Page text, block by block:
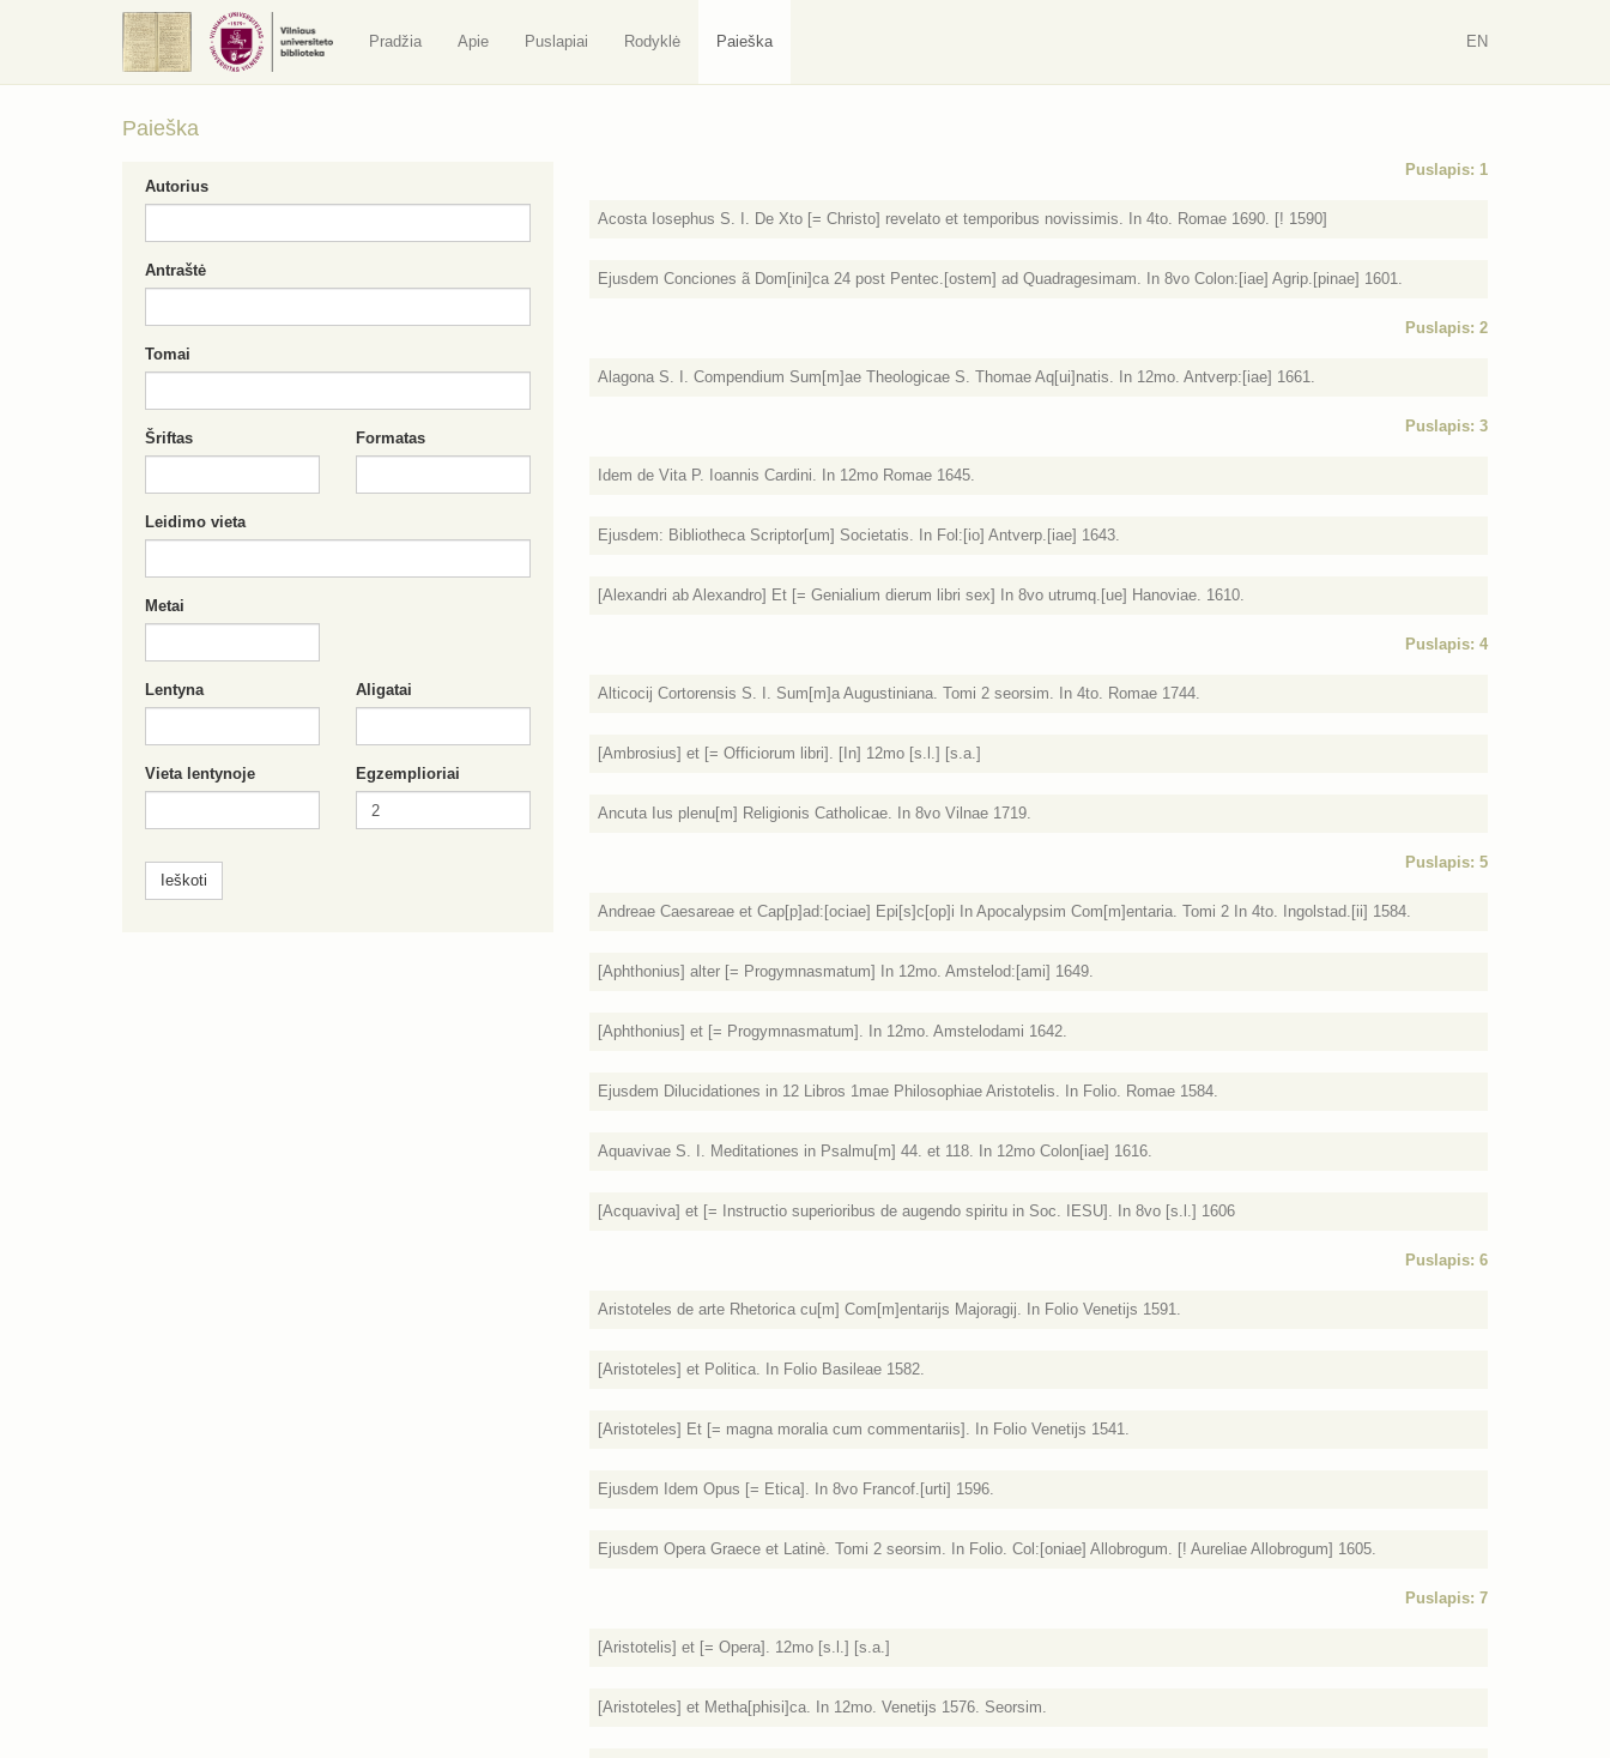
Pradžia Apie Puslapiai Rodyklė Paieška EN
Paieška
Puslapis: 1
Acosta Iosephus S. I. De Xto [= Christo] revelato et temporibus novissimis. In 4to. Romae 1690. [! 1590]
Ejusdem Conciones ã Dom[ini]ca 24 post Pentec.[ostem] ad Quadragesimam. In 8vo Colon:[iae] Agrip.[pinae] 1601.
Puslapis: 2
Alagona S. I. Compendium Sum[m]ae Theologicae S. Thomae Aq[ui]natis. In 12mo. Antverp:[iae] 1661.
Puslapis: 3
Idem de Vita P. Ioannis Cardini. In 12mo Romae 1645.
Ejusdem: Bibliotheca Scriptor[um] Societatis. In Fol:[io] Antverp.[iae] 1643.
[Alexandri ab Alexandro] Et [= Genialium dierum libri sex] In 8vo utrumq.[ue] Hanoviae. 1610.
Puslapis: 4
Alticocij Cortorensis S. I. Sum[m]a Augustiniana. Tomi 2 seorsim. In 4to. Romae 1744.
[Ambrosius] et [= Officiorum libri]. [In] 12mo [s.l.] [s.a.]
Ancuta Ius plenu[m] Religionis Catholicae. In 8vo Vilnae 1719.
Puslapis: 5
Andreae Caesareae et Cap[p]ad:[ociae] Epi[s]c[op]i In Apocalypsim Com[m]entaria. Tomi 2 In 4to. Ingolstad.[ii] 1584.
[Aphthonius] alter [= Progymnasmatum] In 12mo. Amstelod:[ami] 1649.
[Aphthonius] et [= Progymnasmatum]. In 12mo. Amstelodami 1642.
Ejusdem Dilucidationes in 12 Libros 1mae Philosophiae Aristotelis. In Folio. Romae 1584.
Aquavivae S. I. Meditationes in Psalmu[m] 44. et 118. In 12mo Colon[iae] 1616.
[Acquaviva] et [= Instructio superioribus de augendo spiritu in Soc. IESU]. In 8vo [s.l.] 1606
Puslapis: 6
Aristoteles de arte Rhetorica cu[m] Com[m]entarijs Majoragij. In Folio Venetijs 1591.
[Aristoteles] et Politica. In Folio Basileae 1582.
[Aristoteles] Et [= magna moralia cum commentariis]. In Folio Venetijs 1541.
Ejusdem Idem Opus [= Etica]. In 8vo Francof.[urti] 1596.
Ejusdem Opera Graece et Latinè. Tomi 2 seorsim. In Folio. Col:[oniae] Allobrogum. [! Aureliae Allobrogum] 1605.
Puslapis: 7
[Aristotelis] et [= Opera]. 12mo [s.l.] [s.a.]
[Aristoteles] et Metha[phisi]ca. In 12mo. Venetijs 1576. Seorsim.
Autorius
Antraštė
Tomai
Šriftas Formatas
Leidimo vieta
Metai
Lentyna Aligatai
Vieta lentynoje Egzemplioriai